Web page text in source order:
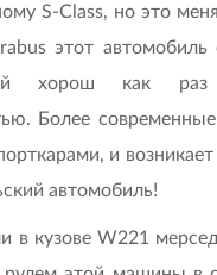
S-Class, но это
этот автомобиль
хорош как раз
Более
и
автомобиль!
в кузове W221